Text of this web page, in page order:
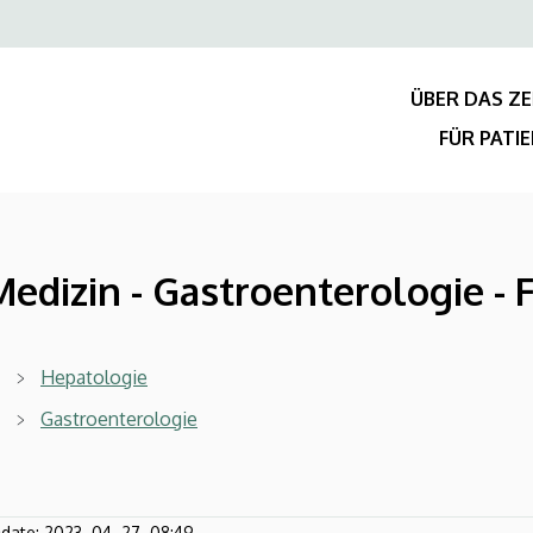
Felső
ÜBER DAS
FÜR
- Gastroenterologie -
Hepatologie
Gastroenterologie